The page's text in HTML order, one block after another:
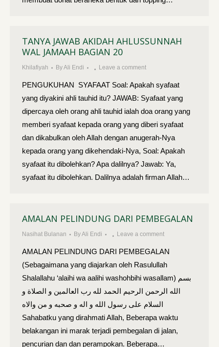
TANYA JAWAB AKIDAH AHLUSSUNNAH
WAL JAMAAH BAGIAN 20
Khilafiyah ByAli Endi Leave a comment
PENGUKUHAN SYAFAAT Soal: Apakah syafaat
yang diyakini ahli tauhid itu? JAWAB: Syafaat yang
dipercaya oleh orang ahli tauhid ialah doa orang yang
memberi syafaat kepada orang yang diberi syafaat
dan dikabulkan oleh Allah dengan anugerah-Nya
kepada orang yang dikehendaki-Nya, Soal: Apakah
syafaat itu dibolehkan? Apa dalilnya? Jawab: Ya,
syafaat itu dibolehkan. Dalilnya adalah firman Allah…
AMALAN PELINDUNG DARI PEMBEGALAN
Nasihat Bulanan ByAli Endi Leave a comment
AMALAN PELINDUNG DARI PEMBEGALAN
(Sebagaimana yang diajarkan oleh Rasulullah
Shalallahu ‘alaihi wa aalihi washohbihi wasallam) بسم
الله الرحمن الرحيم الحمد لله رب العالمين و الصلاة و
السلام على رسول الله و اله و صحبه و من والاه
Sahabatku yang dirahmati Allah, Beberapa waktu
belakangan ini marak terjadi pembegalan di jalan,
pencurian dan dan perampokan. Beberapa…